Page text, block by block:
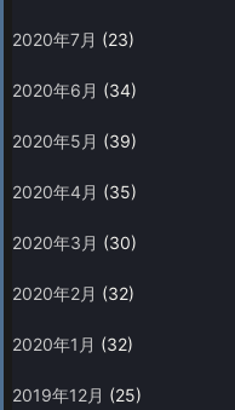
2020年7月 (23)
2020年6月 (34)
2020年5月 (39)
2020年4月 (35)
2020年3月 (30)
2020年2月 (32)
2020年1月 (32)
2019年12月 (25)